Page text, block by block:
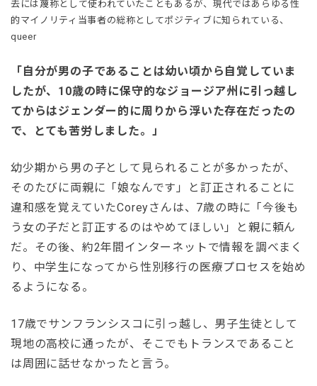
去には蔑称として使われていたこともあるが、現代ではあらゆる性
的マイノリティ当事者の総称としてポジティブに知られている、
queer
「自分が男の子であることは幼い頃から自覚していま
したが、10歳の時に保守的なジョージア州に引っ越し
てからはジェンダー的に周りから浮いた存在だったの
で、とても苦労しました。」
幼少期から男の子として見られることが多かったが、
そのたびに両親に「娘なんです」と訂正されることに
違和感を覚えていたCoreyさんは、7歳の時に「今後も
う女の子だと訂正するのはやめてほしい」と親に頼ん
だ。その後、約2年間インターネットで情報を調べまく
り、中学生になってから性別移行の医療プロセスを始め
るようになる。
17歳でサンフランシスコに引っ越し、男子生徒として
現地の高校に通ったが、そこでもトランスであること
は周囲に話せなかったと言う。